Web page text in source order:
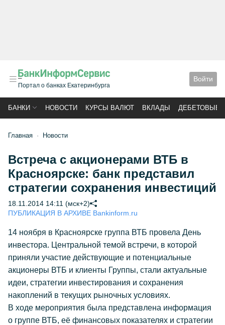
Портал о банках Екатеринбурга
Войти
БАНКИ НОВОСТИ КУРСЫ ВАЛЮТ ВКЛАДЫ ДЕБЕТОВЫЕ
Главная Новости
Встреча с акционерами ВТБ в
Красноярске: банк представил
стратегии сохранения инвестиций
18.11.2014 14:11 (мск+2)
ПУБЛИКАЦИЯ В АРХИВЕ Bankinform.ru
14 ноября в Красноярске группа ВТБ провела День
инвестора. Центральной темой встречи, в которой
приняли участие действующие и потенциальные
акционеры ВТБ и клиенты Группы, стали актуальные
идеи, стратегии инвестирования и сохранения
накоплений в текущих рыночных условиях.
В ходе мероприятия была представлена информация
о группе ВТБ, её финансовых показателях и стратегии